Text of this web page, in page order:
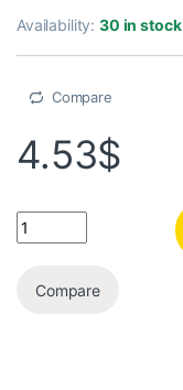
Availability:30 in stock
Compare
4.53$
Compare